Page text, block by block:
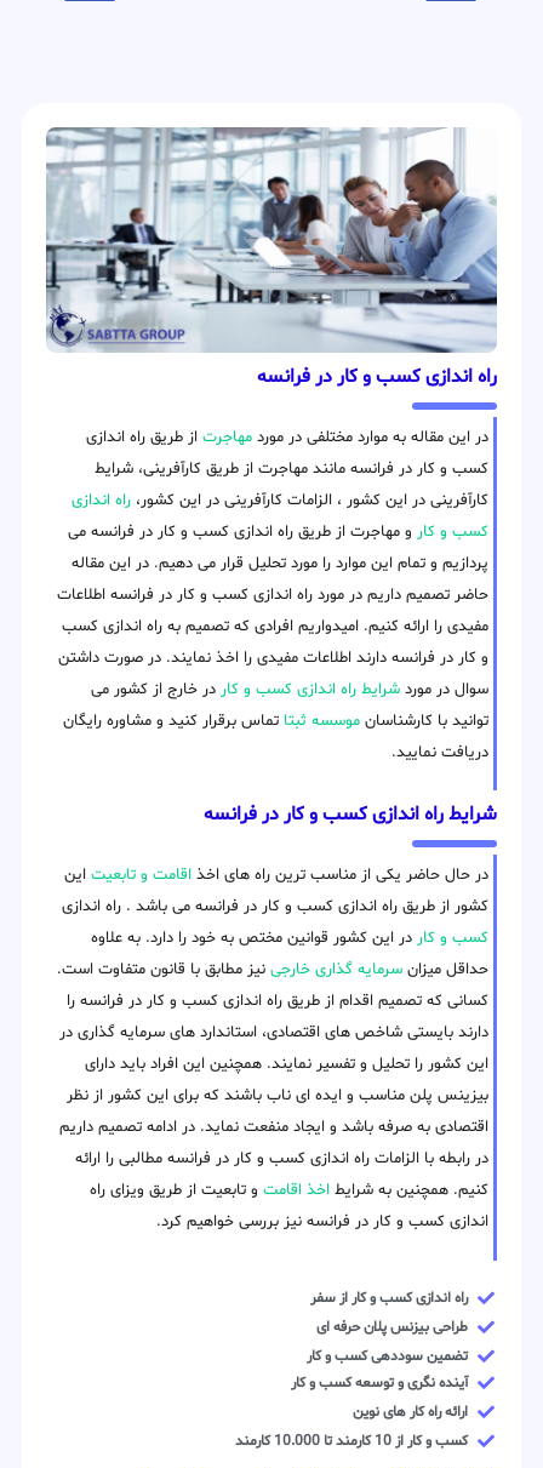
راه اندازی کسب و کار در فرانسه
در این مقاله به موارد مختلفی در مورد مهاجرت از طریق راه اندازی
کسب و کار در فرانسه مانند مهاجرت از طریق کارآفرینی، شرایط
کارآفرینی در این کشور ، الزامات کارآفرینی در این کشور، راه اندازی
کسب و کار و مهاجرت از طریق راه اندازی کسب و کار در فرانسه می
پردازیم و تمام این موارد را مورد تحلیل قرار می دهیم. در این مقاله
حاضر تصمیم داریم در مورد راه اندازی کسب و کار در فرانسه اطلاعات
مفیدی را ارائه کنیم. امیدواریم افرادی که تصمیم به راه اندازی کسب
و کار در فرانسه دارند اطلاعات مفیدی را اخذ نمایند. در صورت داشتن
سوال در مورد شرایط راه اندازی کسب و کار در خارج از کشور می
توانید با کارشناسان موسسه ثبتا تماس برقرار کنید و مشاوره رایگان
دریافت نمایید.
شرایط راه اندازی کسب و کار در فرانسه
در حال حاضر یکی از مناسب ترین راه های اخذ اقامت و تابعیت این
کشور از طریق راه اندازی کسب و کار در فرانسه می باشد . راه اندازی
کسب و کار در این کشور قوانین مختص به خود را دارد. به علاوه
حداقل میزان سرمایه گذاری خارجی نیز مطابق با قانون متفاوت است.
کسانی که تصمیم اقدام از طریق راه اندازی کسب و کار در فرانسه را
دارند بایستی شاخص های اقتصادی، استاندارد های سرمایه گذاری در
این کشور را تحلیل و تفسیر نمایند. همچنین این افراد باید دارای
بیزینس پلن مناسب و ایده ای ناب باشند که برای این کشور از نظر
اقتصادی به صرفه باشد و ایجاد منفعت نماید. در ادامه تصمیم داریم
در رابطه با الزامات راه اندازی کسب و کار در فرانسه مطالبی را ارائه
کنیم. همچنین به شرایط اخذ اقامت و تابعیت از طریق ویزای راه
اندازی کسب و کار در فرانسه نیز بررسی خواهیم کرد.
راه اندازی کسب و کار از سفر
طراحی بیزنس پلان حرفه ای
تضمین سوددهی کسب و کار
آینده نگری و توسعه کسب و کار
ارائه راه کار های نوین
کسب و کار از 10 کارمند تا 10.000 کارمند